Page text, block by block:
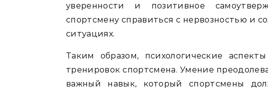
уверенности и позитивное
спортсмену справиться с нервозностью и
ситуациях.
Таким образом, психологические
тренировок спортсмена. Умение
важный навык, который спортсмены